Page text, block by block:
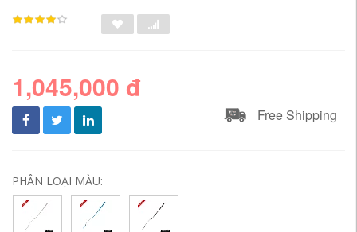
1,045,000 đ
Free Shipping
PHÂN LOẠI MÀU: